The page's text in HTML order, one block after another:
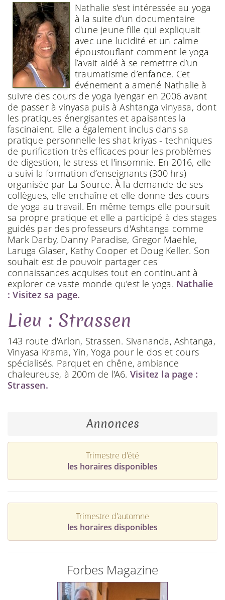
Nathalie s'est intéressée au yoga
à la suite d’un documentaire
d'une jeune fille qui expliquait
avec une lucidité et un calme
époustouflant comment le yoga
l’avait aidé à se remettre d’un
traumatisme d’enfance. Cet
événement a amené Nathalie à
suivre des cours de yoga Iyengar en 2006 avant
de passer à vinyasa puis à Ashtanga vinyasa, dont
les pratiques énergisantes et apaisantes la
fascinaient. Elle a également inclus dans sa
pratique personnelle les shat kriyas - techniques
de purification très efficaces pour les problèmes
de digestion, le stress et l'insomnie. En 2016, elle
a suivi la formation d’enseignants (300 hrs)
organisée par La Source. À la demande de ses
collègues, elle enchaîne et elle donne des cours
de yoga au travail. En même temps elle poursuit
sa propre pratique et elle a participé à des stages
guidés par des professeurs d'Ashtanga comme
Mark Darby, Danny Paradise, Gregor Maehle,
Laruga Glaser, Kathy Cooper et Doug Keller. Son
souhait est de pouvoir partager ces
connaissances acquises tout en continuant à
explorer ce vaste monde qu’est le yoga. Nathalie
: Visitez sa page.
Lieu : Strassen
143 route d'Arlon, Strassen. Sivananda, Ashtanga,
Vinyasa Krama, Yin, Yoga pour le dos et cours
spécialisés. Parquet en chêne, ambiance
chaleureuse, à 200m de l'A6. Visitez la page :
Strassen.
Annonces
Trimestre d'été
les horaires disponibles
Trimestre d'automne
les horaires disponibles
Forbes Magazine